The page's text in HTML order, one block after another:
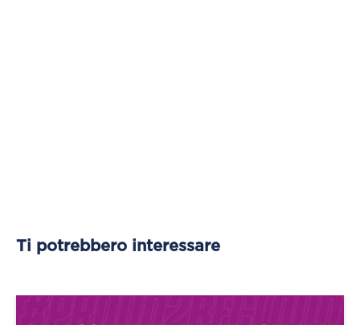
Ti potrebbero interessare